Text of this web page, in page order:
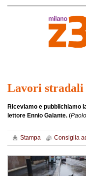
Lavori stradali
Riceviamo e pubblichiamo
lettore Ennio Galante. (
Stampa Consiglia